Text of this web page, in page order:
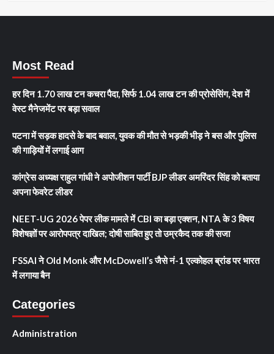
Most Read
हर दिन 1.70 लाख टन कचरा पैदा, सिर्फ 1.04 लाख टन की प्रोसेसिंग, देश में
वेस्ट मैनेजमेंट पर बड़ा सवाल
पटना में सड़क हादसे के बाद बवाल, युवक की मौत से भड़की भीड़ ने बस और पुलिस
की गाड़ियों में लगाई आग
कांग्रेस अध्यक्ष राहुल गांधी ने अपोजीशन पार्टी BJP लीडर अमरिंदर सिंह को बताया
अपना फेवरेट लीडर
NEET-UG 2026 पेपर लीक मामले में CBI का बड़ा एक्शन, NTA के 3 विषय
विशेषज्ञों पर आरोपपत्र दाखिल; दोषी साबित हुए तो उम्रकैद तक की सजा
FSSAI ने Old Monk और McDowell’s जैसे नं-1 एल्कोहल ब्रांड पर भारत
में लगाया बैन
Categories
Administration